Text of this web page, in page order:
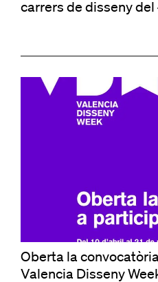
carrers de disseny del
Oberta la
Valencia Disseny